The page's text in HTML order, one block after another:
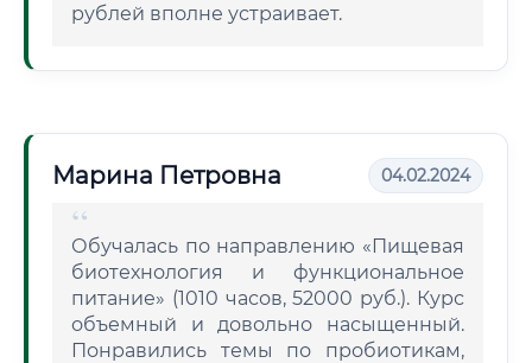
рублей вполне устраивает.
Марина Петровна 04.02.2024
Обучалась по направлению «Пищевая
биотехнология и функциональное
питание» (1010 часов, 52000 руб.). Курс
объемный и довольно насыщенный.
Понравились темы по пробиотикам,